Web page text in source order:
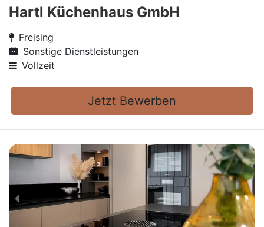
Hartl Küchenhaus GmbH
Freising
Sonstige Dienstleistungen
Vollzeit
Jetzt Bewerben